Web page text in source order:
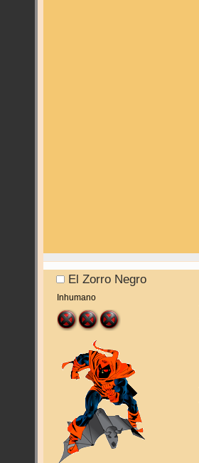
El Zorro Negro
Inhumano